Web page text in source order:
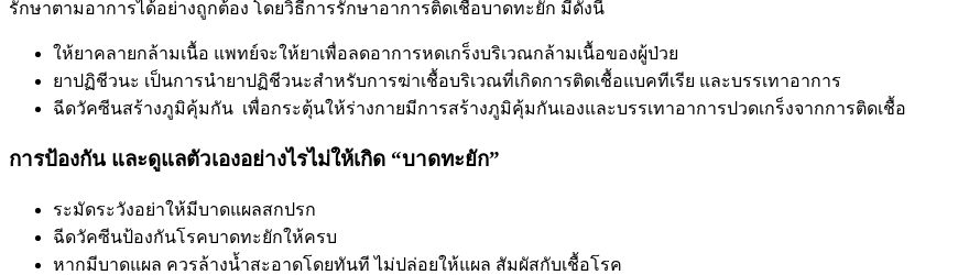
รักษาตามอาการได้อย่างถูกต้อง โดยวิธีการรักษาอาการติดเชื้อบาดทะยัก มีดังนี้
ให้ยาคลายกล้ามเนื้อ แพทย์จะให้ยาเพื่อลดอาการหดเกร็งบริเวณกล้ามเนื้อของผู้ป่วย
ยาปฏิชีวนะ เป็นการนำยาปฏิชีวนะสำหรับการฆ่าเชื้อบริเวณที่เกิดการติดเชื้อแบคทีเรีย และบรรเทาอาการ
ฉีดวัคซีนสร้างภูมิคุ้มกัน เพื่อกระตุ้นให้ร่างกายมีการสร้างภูมิคุ้มกันเองและบรรเทาอาการปวดเกร็งจากการติดเชื้อ
การป้องกัน และดูแลตัวเองอย่างไรไม่ให้เกิด “บาดทะยัก”
ระมัดระวังอย่าให้มีบาดแผลสกปรก
ฉีดวัคซีนป้องกันโรคบาดทะยักให้ครบ
หากมีบาดแผล ควรล้างน้ำสะอาดโดยทันที ไม่ปล่อยให้แผล สัมผัสกับเชื้อโรค